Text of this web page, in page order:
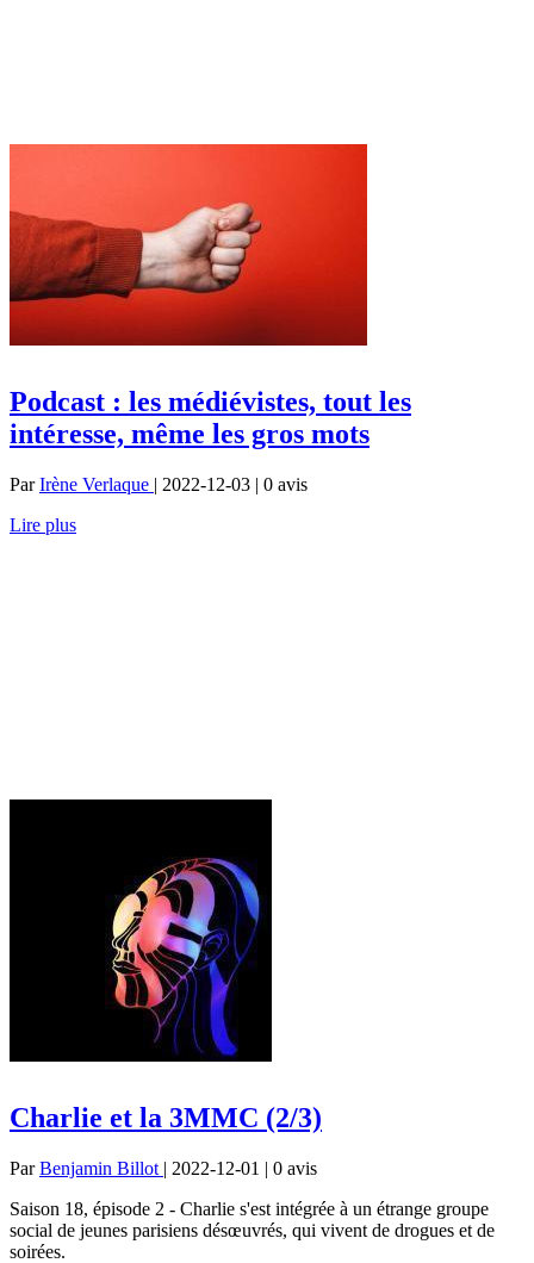
Podcast : les médiévistes, tout les
intéresse, même les gros mots
ParIrène Verlaque | 2022-12-03 | 0 avis
Lire plus
Charlie et la 3MMC (2/3)
ParBenjamin Billot | 2022-12-01 | 0 avis
Saison 18, épisode 2 - Charlie s'est intégrée à un étrange groupe
social de jeunes parisiens désœuvrés, qui vivent de drogues et de
soirées.